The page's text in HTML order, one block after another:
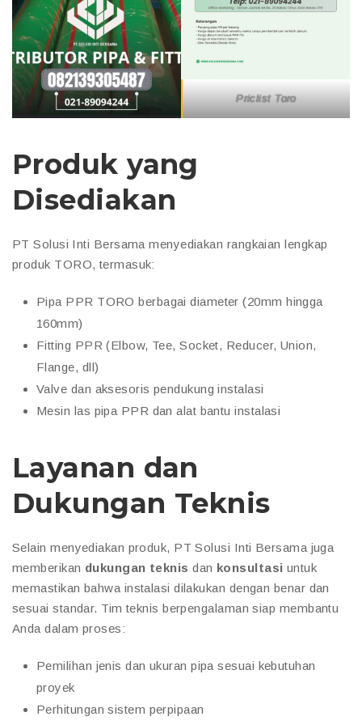
Priclist Toro
Produk yang
Disediakan
PT Solusi Inti Bersama menyediakan rangkaian lengkap
produk TORO, termasuk:
Pipa PPR TORO berbagai diameter (20mm hingga
160mm)
Fitting PPR (Elbow, Tee, Socket, Reducer, Union,
Flange, dll)
Valve dan aksesoris pendukung instalasi
Mesin las pipa PPR dan alat bantu instalasi
Layanan dan
Dukungan Teknis
Selain menyediakan produk, PT Solusi Inti Bersama juga
memberikan dukungan teknis dan konsultasi untuk
memastikan bahwa instalasi dilakukan dengan benar dan
sesuai standar. Tim teknis berpengalaman siap membantu
Anda dalam proses:
Pemilihan jenis dan ukuran pipa sesuai kebutuhan
proyek
Perhitungan sistem perpipaan